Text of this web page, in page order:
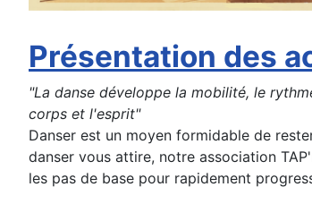
Présentation des
"La danse développe la mobilité, le
corps et l'esprit"
Danser est un moyen formidable de
danser vous attire, notre association
les pas de base pour rapidement